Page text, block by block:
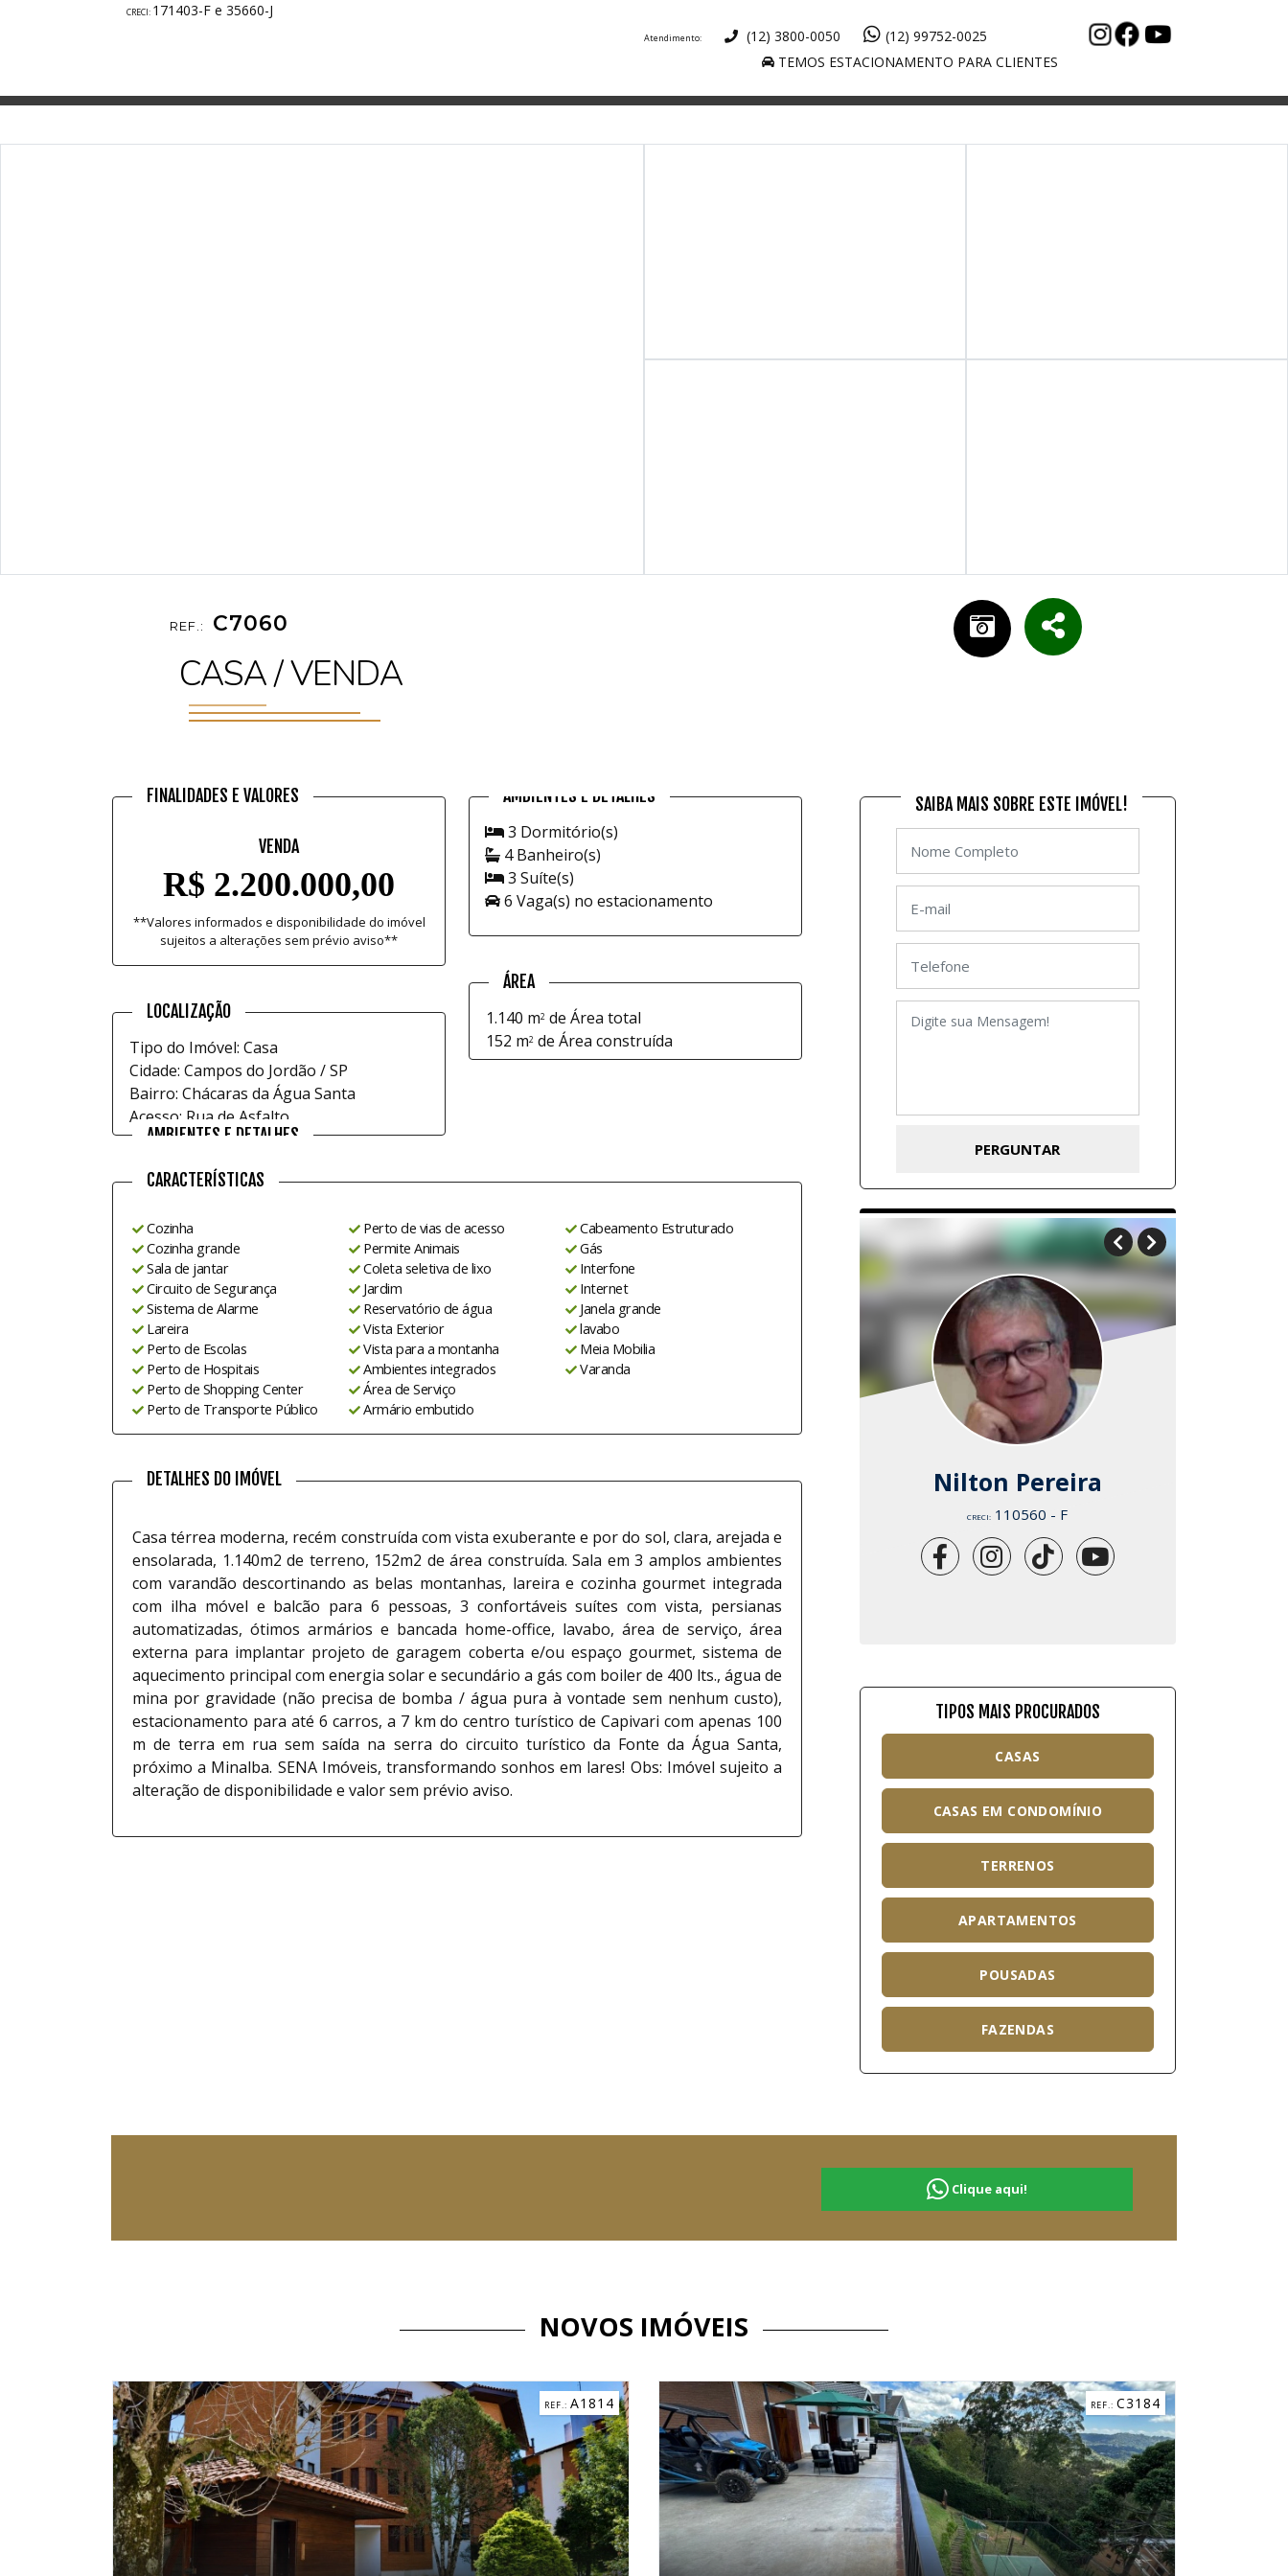
171403-F e 35660-J
(12) 3800-0050
(12) 99752-0025
TEMOS ESTACIONAMENTO PARA CLIENTES
REF.: C7060
CASA / VENDA
FINALIDADES E VALORES
VENDA
R$ 2.200.000,00
**Valores informados e disponibilidade do imóvel
sujeitos a alterações sem prévio aviso**
LOCALIZAÇÃO
Tipo do Imóvel: Casa
Cidade: Campos do Jordão / SP
Bairro: Chácaras da Água Santa
Acesso: Rua de Asfalto
AMBIENTES E DETALHES
3 Dormitório(s)
4 Banheiro(s)
3 Suíte(s)
6 Vaga(s) no estacionamento
ÁREA
1.140 m2 de Área total
152 m2 de Área construída
CARACTERÍSTICAS
Cozinha
Cozinha grande
Sala de jantar
Circuito de Segurança
Sistema de Alarme
Lareira
Perto de Escolas
Perto de Hospitais
Perto de Shopping Center
Perto de Transporte Público
Perto de vias de acesso
Permite Animais
Coleta seletiva de lixo
Jardim
Reservatório de água
Vista Exterior
Vista para a montanha
Ambientes integrados
Área de Serviço
Armário embutido
Cabeamento Estruturado
Gás
Interfone
Internet
Janela grande
lavabo
Meia Mobilia
Varanda
DETALHES DO IMÓVEL
Casa térrea moderna, recém construída com vista exuberante e por do sol, clara, arejada e
ensolarada, 1.140m2 de terreno, 152m2 de área construída. Sala em 3 amplos ambientes
com varandão descortinando as belas montanhas, lareira e cozinha gourmet integrada
com ilha móvel e balcão para 6 pessoas, 3 confortáveis suítes com vista, persianas
automatizadas, ótimos armários e bancada home-office, lavabo, área de serviço, área
externa para implantar projeto de garagem coberta e/ou espaço gourmet, sistema de
aquecimento principal com energia solar e secundário a gás com boiler de 400 lts., água de
mina por gravidade (não precisa de bomba / água pura à vontade sem nenhum custo),
estacionamento para até 6 carros, a 7 km do centro turístico de Capivari com apenas 100
m de terra em rua sem saída na serra do circuito turístico da Fonte da Água Santa,
próximo a Minalba. SENA Imóveis, transformando sonhos em lares! Obs: Imóvel sujeito a
alteração de disponibilidade e valor sem prévio aviso.
SAIBA MAIS SOBRE ESTE IMÓVEL!
Alexandre Marcelo Sena Nilton Pereira
CRECI: 110560 - F
TIPOS MAIS PROCURADOS
CASAS
CASAS EM CONDOMÍNIO
TERRENOS
APARTAMENTOS
POUSADAS
FAZENDAS
Clique aqui!
NOVOS IMÓVEIS
C3184 C5268